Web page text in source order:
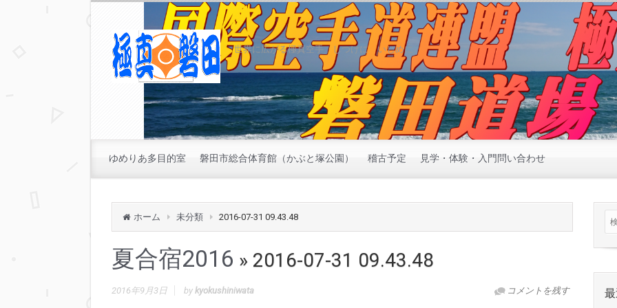
世界に広がる極真空手 しつけに いじめに
ゆめりあ多目的室 磐田市総合体育館（かぶと塚公園） 稽古予定 見学・体験・入門問い合わせ
ホーム 未分類 2016-07-31 09.43.48
夏合宿2016 » 2016-07-31 09.43.48
2016年9月3日 コメントを残す
by kyokushiniwata